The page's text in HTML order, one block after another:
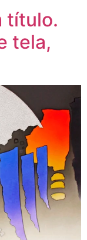
título.
tela,